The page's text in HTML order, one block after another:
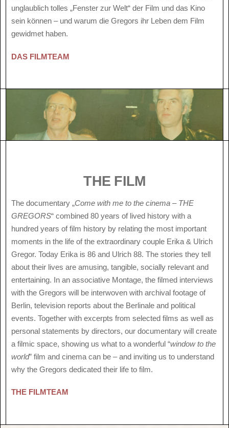
unglaublich tolles „Fenster zur Welt“ der Film und das Kino
sein können – und warum die Gregors ihr Leben dem Film
gewidmet haben.
DAS FILMTEAM
THE FILM
The documentary „Come with me to the cinema – THE
GREGORS“ combined 80 years of lived history with a
hundred years of film history by relating the most important
moments in the life of the extraordinary couple Erika & Ulrich
Gregor. Today Erika is 86 and Ulrich 88. The stories they tell
about their lives are amusing, tangible, socially relevant and
entertaining. In an associative Montage, the filmed interviews
with the Gregors will be interwoven with archival footage of
Berlin, television reports about the Berlinale and political
events. Together with excerpts from selected films as well as
personal statements by directors, our documentary will create
a filmic space, showing us what to a wonderful “window to the
world” film and cinema can be – and inviting us to understand
why the Gregors dedicated their life to film.
THE FILMTEAM